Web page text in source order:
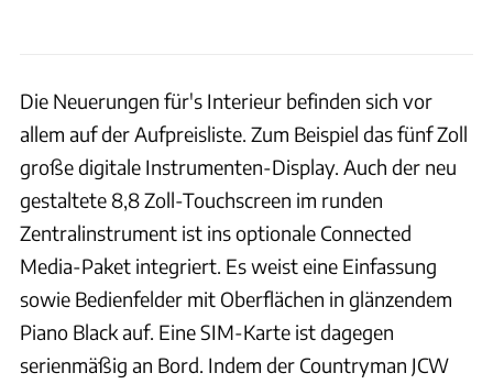
Die Neuerungen für's Interieur befinden sich vor
allem auf der Aufpreisliste. Zum Beispiel das fünf Zoll
große digitale Instrumenten-Display. Auch der neu
gestaltete 8,8 Zoll-Touchscreen im runden
Zentralinstrument ist ins optionale Connected
Media-Paket integriert. Es weist eine Einfassung
sowie Bedienfelder mit Oberflächen in glänzendem
Piano Black auf. Eine SIM-Karte ist dagegen
serienmäßig an Bord. Indem der Countryman JCW